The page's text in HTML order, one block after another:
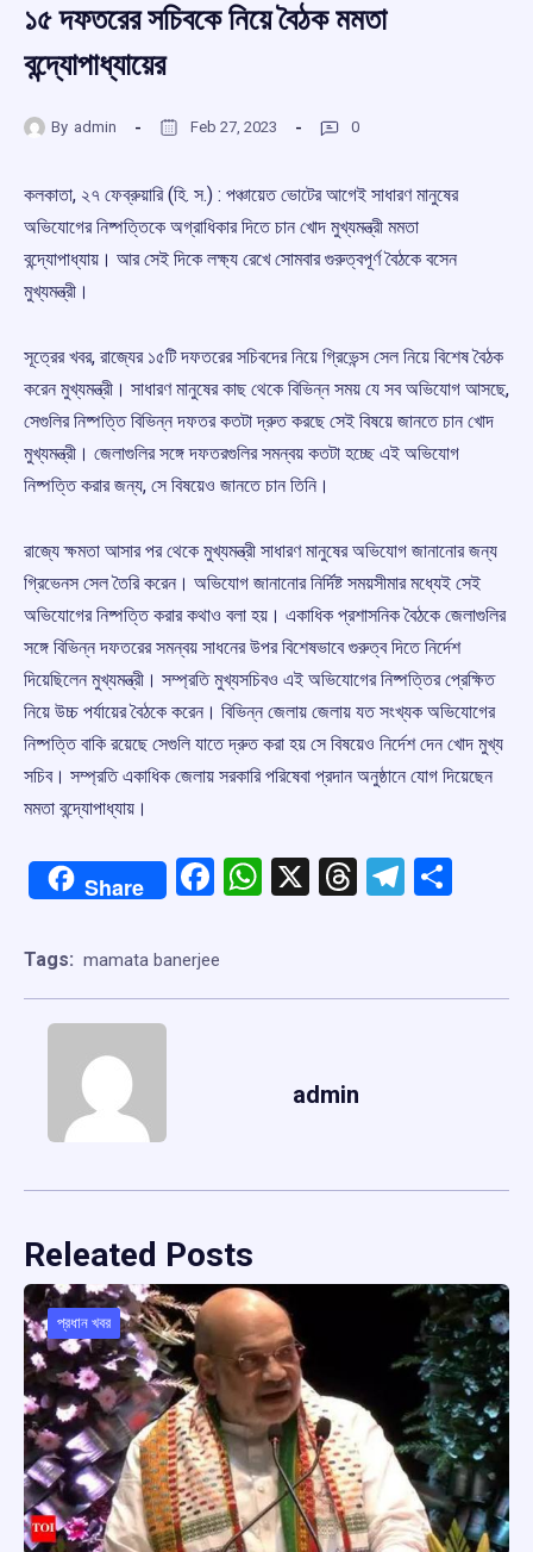
১৫ দফতরের সচিবকে নিয়ে বৈঠক মমতা
বন্দ্যোপাধ্যায়ের
By admin Feb 27, 2023 0
কলকাতা, ২৭ ফেব্রুয়ারি (হি. স.) : পঞ্চায়েত ভোটের আগেই সাধারণ মানুষের
অভিযোগের নিষ্পত্তিকে অগ্রাধিকার দিতে চান খোদ মুখ্যমন্ত্রী মমতা
বন্দ্যোপাধ্যায়। আর সেই দিকে লক্ষ্য রেখে সোমবার গুরুত্বপূর্ণ বৈঠকে বসেন
মুখ্যমন্ত্রী।
সূত্রের খবর, রাজ্যের ১৫টি দফতরের সচিবদের নিয়ে গ্রিভেন্স সেল নিয়ে বিশেষ বৈঠক
করেন মুখ্যমন্ত্রী। সাধারণ মানুষের কাছ থেকে বিভিন্ন সময় যে সব অভিযোগ আসছে,
সেগুলির নিষ্পত্তি বিভিন্ন দফতর কতটা দ্রুত করছে সেই বিষয়ে জানতে চান খোদ
মুখ্যমন্ত্রী। জেলাগুলির সঙ্গে দফতরগুলির সমন্বয় কতটা হচ্ছে এই অভিযোগ
নিষ্পত্তি করার জন্য, সে বিষয়েও জানতে চান তিনি।
রাজ্যে ক্ষমতা আসার পর থেকে মুখ্যমন্ত্রী সাধারণ মানুষের অভিযোগ জানানোর জন্য
গ্রিভেনস সেল তৈরি করেন। অভিযোগ জানানোর নির্দিষ্ট সময়সীমার মধ্যেই সেই
অভিযোগের নিষ্পত্তি করার কথাও বলা হয়। একাধিক প্রশাসনিক বৈঠকে জেলাগুলির
সঙ্গে বিভিন্ন দফতরের সমন্বয় সাধনের উপর বিশেষভাবে গুরুত্ব দিতে নির্দেশ
দিয়েছিলেন মুখ্যমন্ত্রী। সম্প্রতি মুখ্যসচিবও এই অভিযোগের নিষ্পত্তির প্রেক্ষিত
নিয়ে উচ্চ পর্যায়ের বৈঠকে করেন। বিভিন্ন জেলায় জেলায় যত সংখ্যক অভিযোগের
নিষ্পত্তি বাকি রয়েছে সেগুলি যাতে দ্রুত করা হয় সে বিষয়েও নির্দেশ দেন খোদ মুখ্য
সচিব। সম্প্রতি একাধিক জেলায় সরকারি পরিষেবা প্রদান অনুষ্ঠানে যোগ দিয়েছেন
মমতা বন্দ্যোপাধ্যায়।
Share Facebook
WhatsApp
X Threads
Tags: mamata banerjee
admin
Releated Posts
প্রধান খবর